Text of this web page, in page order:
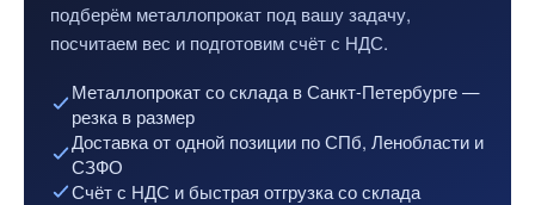
подберём металлопрокат под вашу задачу,
посчитаем вес и подготовим счёт с НДС.
Металлопрокат со склада в Санкт-Петербурге —
резка в размер
Доставка от одной позиции по СПб, Ленобласти и
СЗФО
Счёт с НДС и быстрая отгрузка со склада